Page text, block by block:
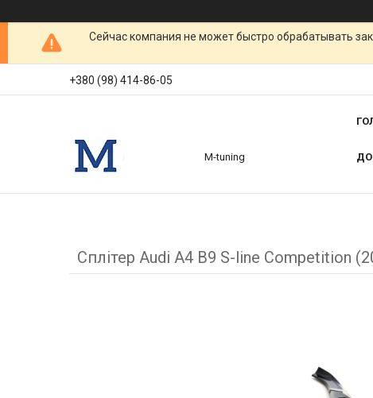
Сейчас компания не может быстро обрабатывать
+380 (98) 414-86-05
M-tuning
Сплітер Audi A4 B9 S-line Competition